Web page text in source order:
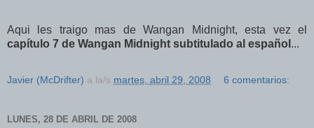
Aqui les traigo mas de Wangan Midnight, esta vez el
capítulo 7 de Wangan Midnight subtitulado al español ...
Javier (McDrifter) a la/s martes, abril 29, 2008 6 comentarios:
LUNES, 28 DE ABRIL DE 2008